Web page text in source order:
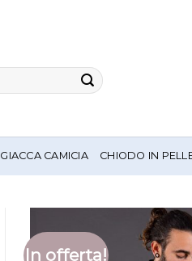
GIACCA CAMICIA CHIODO IN
In offerta!